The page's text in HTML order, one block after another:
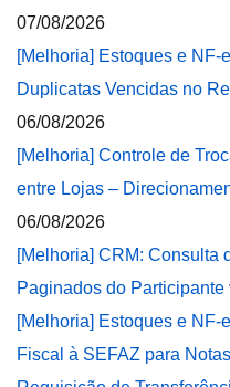
07/08/2026
[Melhoria] Estoques e NF-
Duplicatas Vencidas no
06/08/2026
[Melhoria] Controle de
entre Lojas –
06/08/2026
[Melhoria] CRM: Consulta
Paginados do Participante
[Melhoria] Estoques e NF-
Fiscal à SEFAZ para